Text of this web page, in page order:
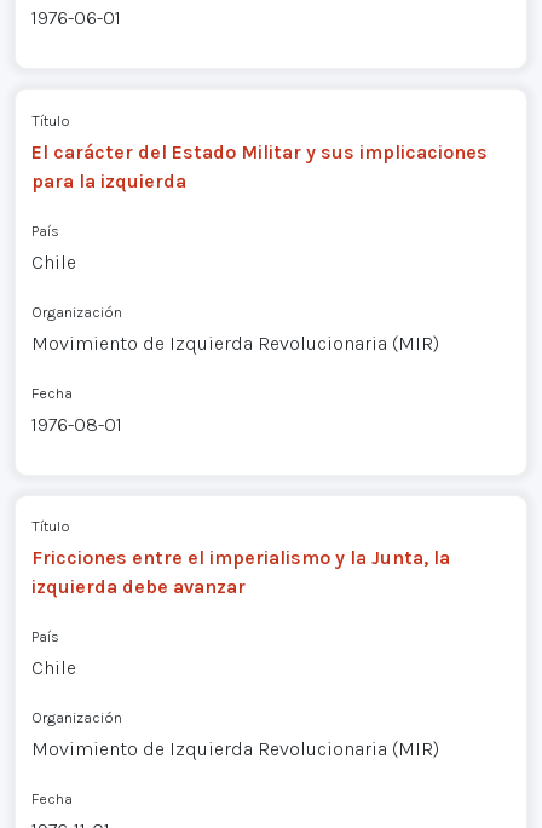
1976-06-01
Título
El carácter del Estado Militar y sus implicaciones
para la izquierda
País
Chile
Organización
Movimiento de Izquierda Revolucionaria (MIR)
Fecha
1976-08-01
Título
Fricciones entre el imperialismo y la Junta, la
izquierda debe avanzar
País
Chile
Organización
Movimiento de Izquierda Revolucionaria (MIR)
Fecha